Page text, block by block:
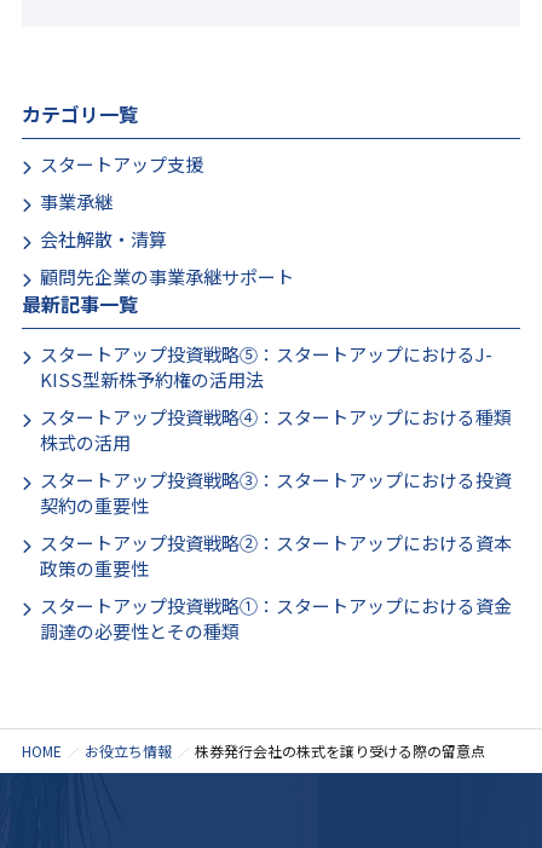
カテゴリ一覧
スタートアップ支援
事業承継
会社解散・清算
顧問先企業の事業承継サポート
最新記事一覧
スタートアップ投資戦略⑤：スタートアップにおけるJ-
KISS型新株予約権の活用法
スタートアップ投資戦略④：スタートアップにおける種類
株式の活用
スタートアップ投資戦略③：スタートアップにおける投資
契約の重要性
スタートアップ投資戦略②：スタートアップにおける資本
政策の重要性
スタートアップ投資戦略①：スタートアップにおける資金
調達の必要性とその種類
HOME お役立ち情報 株券発行会社の株式を譲り受ける際の留意点